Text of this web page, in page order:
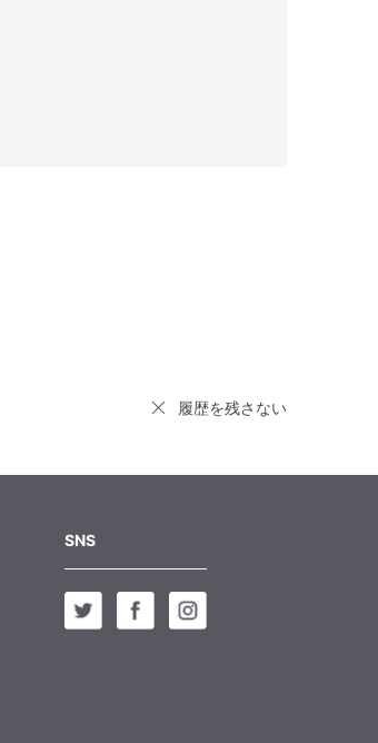
履歴を残さない
SNS